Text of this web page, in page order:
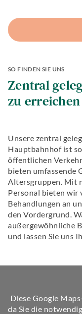
SO FINDEN SIE UNS
Zentral
zu erreichen
Unsere zentral
Hauptbahnhof ist
öffentlichen
bieten umfassende
Altersgruppen. Mit
Personal bieten wir
Behandlungen an
den Vordergrund.
außergewöhnliche
und lassen Sie uns
Diese Google
da Sie die